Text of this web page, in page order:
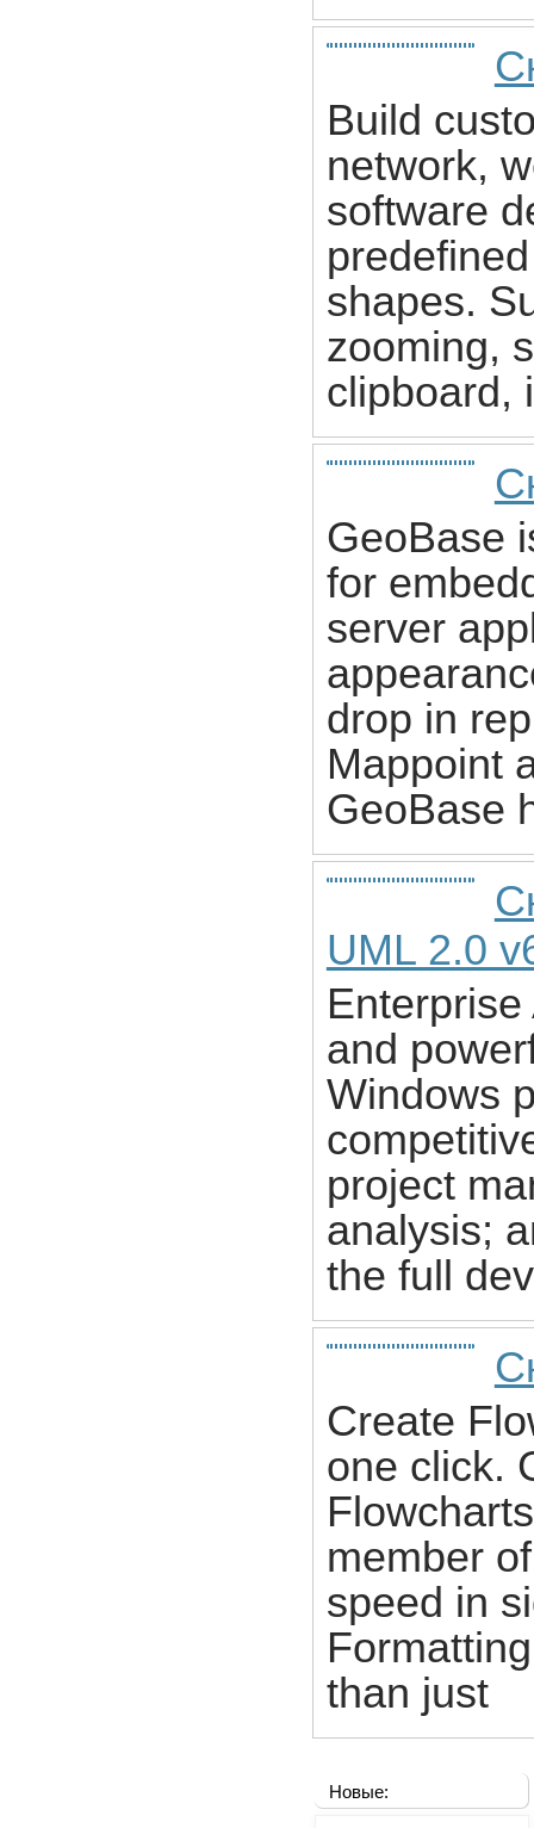
Build
network,
software
shapes.
zooming,
clipboard,
GeoBase
for
server
drop in
Mappoint
GeoBase
UML 2.0
and
Windows
project
analysis;
the full
Create
one click.
member
speed in
than just
Новые: